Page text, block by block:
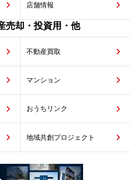
店舗情報
売却・投資用・他
不動産買取
マンション
おうちリンク
地域共創プロジェクト